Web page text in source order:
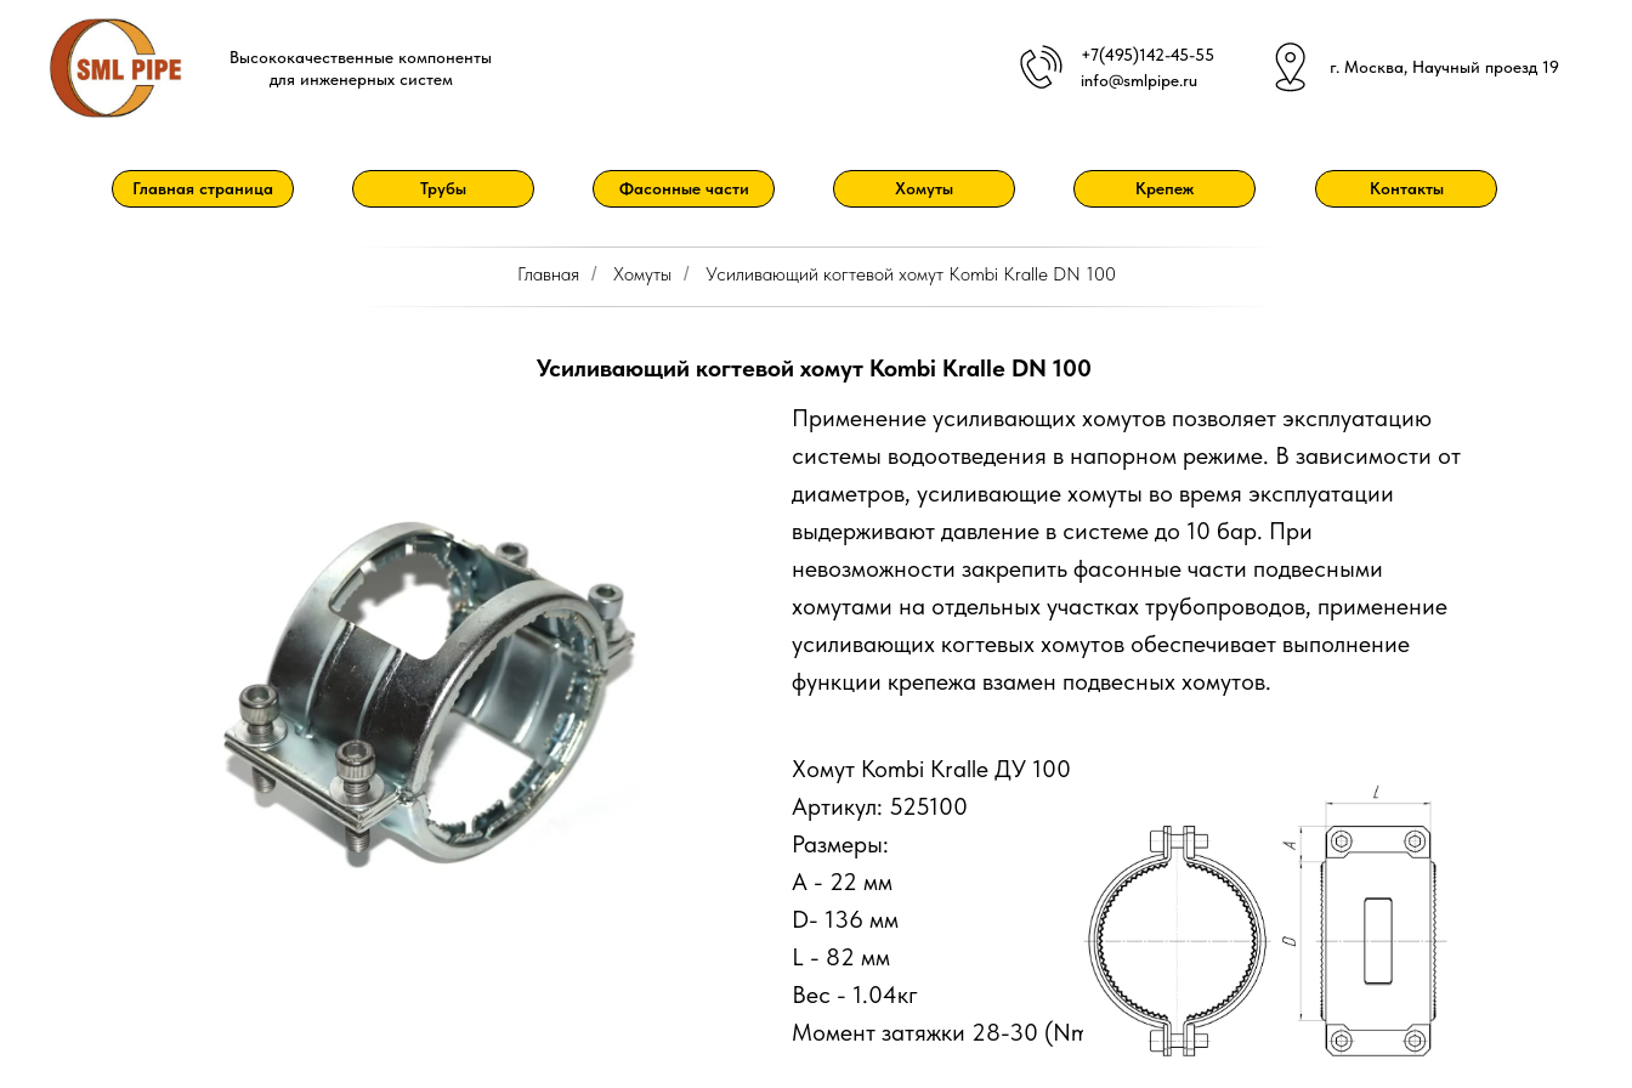
Высококачественные компоненты
для инженерных систем
+7(495)142-45-55
info@smlpipe.ru
г. Москва, Научный проезд 19
Главная страница Контакты
Фасонные части
Трубы Хомуты Крепеж
Главная / Хомуты / Усиливающий когтевой хомут Kombi Kralle DN 100
Усиливающий когтевой хомут Kombi Kralle DN 100
Применение усиливающих хомутов позволяет эксплуатацию
системы водоотведения в напорном режиме. В зависимости от
диаметров, усиливающие хомуты во время эксплуатации
выдерживают давление в системе до 10 бар. При
невозможности закрепить фасонные части подвесными
хомутами на отдельных участках трубопроводов, применение
усиливающих когтевых хомутов обеспечивает выполнение
функции крепежа взамен подвесных хомутов.
Хомут Kombi Kralle ДУ 100
Артикул: 525100
Размеры:
A - 22 мм
D- 136 мм
L - 82 мм
Вес - 1.04кг
Момент затяжки 28-30 (Nm)